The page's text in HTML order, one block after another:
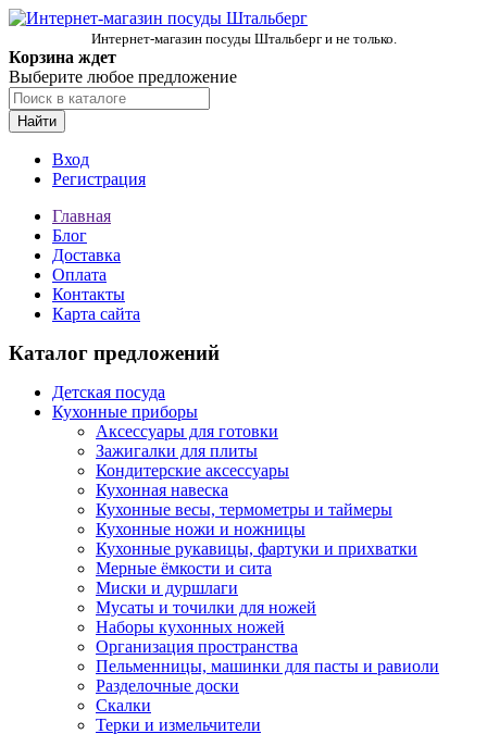
Интернет-магазин посуды Штальберг и не только.
Корзина ждет
Выберите любое предложение
Найти
Вход
Регистрация
Главная
Блог
Доставка
Оплата
Контакты
Карта сайта
Каталог предложений
Детская посуда
Кухонные приборы
Аксессуары для готовки
Зажигалки для плиты
Кондитерские аксессуары
Кухонная навеска
Кухонные весы, термометры и таймеры
Кухонные ножи и ножницы
Кухонные рукавицы, фартуки и прихватки
Мерные ёмкости и сита
Миски и дуршлаги
Мусаты и точилки для ножей
Наборы кухонных ножей
Организация пространства
Пельменницы, машинки для пасты и равиоли
Разделочные доски
Скалки
Терки и измельчители